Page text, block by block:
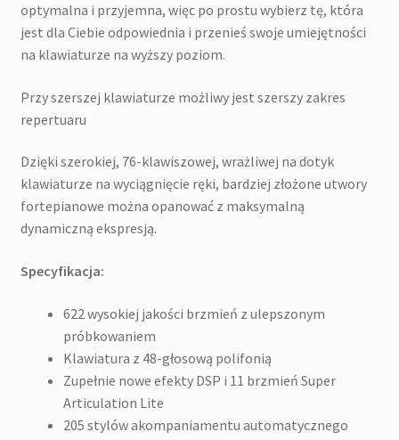
optymalna i przyjemna, więc po prostu wybierz tę, która
jest dla Ciebie odpowiednia i przenieś swoje umiejętności
na klawiaturze na wyższy poziom.
Przy szerszej klawiaturze możliwy jest szerszy zakres
repertuaru
Dzięki szerokiej, 76-klawiszowej, wrażliwej na dotyk
klawiaturze na wyciągnięcie ręki, bardziej złożone utwory
fortepianowe można opanować z maksymalną
dynamiczną ekspresją.
Specyfikacja:
622 wysokiej jakości brzmień z ulepszonym
próbkowaniem
Klawiatura z 48-głosową polifonią
Zupełnie nowe efekty DSP i 11 brzmień Super
Articulation Lite
205 stylów akompaniamentu automatycznego